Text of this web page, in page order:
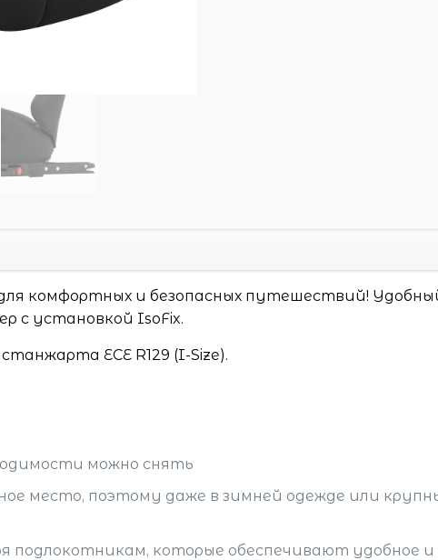
комфортных и безопасных путешествий!
с установкой IsoFix.
ECE R129 (I-Size).
можно снять
место, поэтому даже в зимней одежде или
подлокотникам, которые обеспечивают удобное и